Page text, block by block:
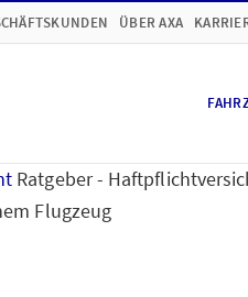
ÜBER AXA
Ratgeber -